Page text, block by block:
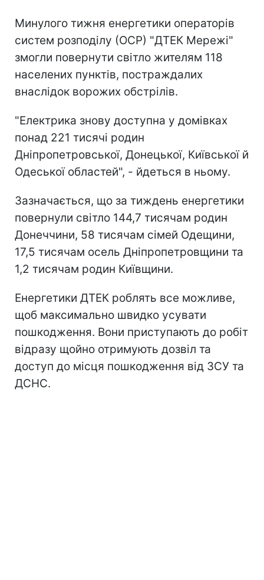
Минулого тижня енергетики операторів
систем розподілу (ОСР) "ДТЕК Мережі"
змогли повернути світло жителям 118
населених пунктів, постраждалих
внаслідок ворожих обстрілів.
"Електрика знову доступна у домівках
понад 221 тисячі родин
Дніпропетровської, Донецької, Київської й
Одеської областей", - йдеться в ньому.
Зазначається, що за тиждень енергетики
повернули світло 144,7 тисячам родин
Донеччини, 58 тисячам сімей Одещини,
17,5 тисячам осель Дніпропетровщини та
1,2 тисячам родин Київщини.
Енергетики ДТЕК роблять все можливе,
щоб максимально швидко усувати
пошкодження. Вони приступають до робіт
відразу щойно отримують дозвіл та
доступ до місця пошкодження від ЗСУ та
ДСНС.